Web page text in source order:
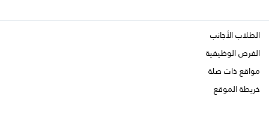
الطلاب الأجانب
الفرص الوظيفية
مواقع ذات صلة
خريطة الموقع